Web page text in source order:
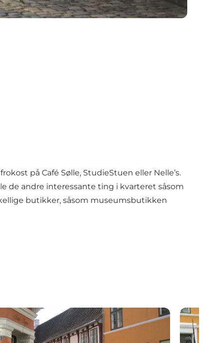
på Café Sølle, StudieStuen eller Nelle’s.
de andre interessante ting i kvarteret såsom
butikker, såsom museumsbutikken
- historisk bygning Den